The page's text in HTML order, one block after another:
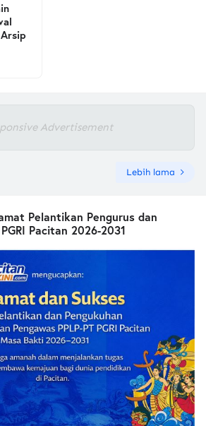
Advertisement
Lebih lama
Pelantikan Pengurus dan
Pacitan 2026-2031